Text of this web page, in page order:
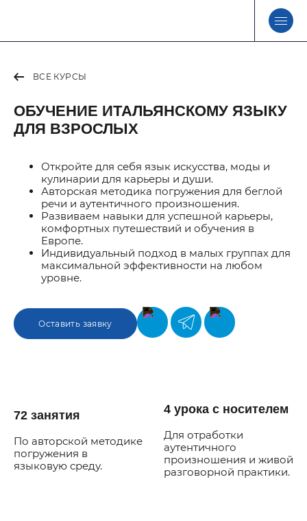
ВСЕ КУРСЫ
ОБУЧЕНИЕ ИТАЛЬЯНСКОМУ ЯЗЫКУ
ДЛЯ ВЗРОСЛЫХ
Откройте для себя язык искусства, моды и
кулинарии для карьеры и души.
Авторская методика погружения для беглой
речи и аутентичного произношения.
Развиваем навыки для успешной карьеры,
комфортных путешествий и обучения в
Европе.
Индивидуальный подход в малых группах для
максимальной эффективности на любом
уровне.
Оставить заявку
72 занятия
По авторской методике
погружения в
языковую среду.
4 урока с носителем
Для отработки
аутентичного
произношения и живой
разговорной практики.